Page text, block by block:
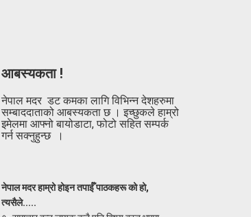
आबस्यकता !
नेपाल मदर डट कमका लागि विभिन्न देशहरुमा
सम्बाददाताको आबस्यकता छ । इच्छुकले हाम्रो
इमेलमा आफ्नो बायोडाटा, फोटो सहित सम्पर्क
गर्न सक्नुहुन्छ ।
नेपाल मदर हाम्रो होइन तपाईँ पाठकहरू को हो,
त्यसैले.....